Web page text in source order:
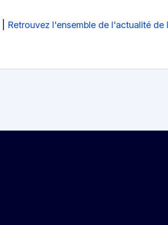
Retrouvez l'ensemble de l'actualité de